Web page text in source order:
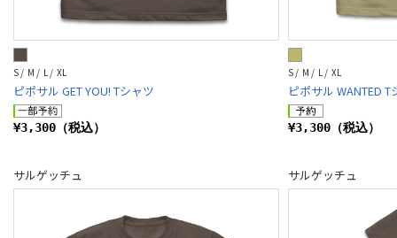
S / M / L / XL
ピポサル GET YOU! Tシャツ
¥3,300（税込）
S / M / L / XL
ピポサル WANTED T
¥3,300（税込）
サルゲッチュ サルゲッチュ